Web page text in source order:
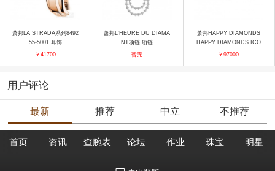
萧邦LA STRADA系列8492
55-5001 耳饰
￥41700
萧邦L'HEURE DU DIAMA
NT项链 项链
暂无
萧邦HAPPY DIAMONDS
HAPPY DIAMONDS ICO
NS 79A039-1201 吊坠
￥97000
用户评论
最新 推荐 中立 不推荐
首页 资讯 查腕表 论坛 作业 珠宝 明星